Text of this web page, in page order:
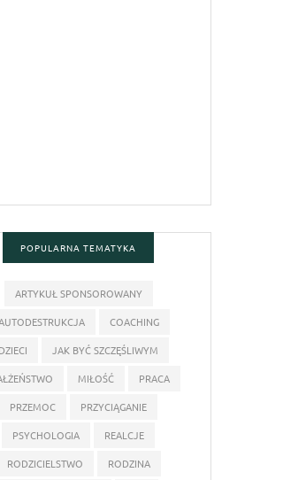
POPULARNA TEMATYKA
ARTYKUŁ SPONSOROWANY
COACHING
DZIECI
JAK BYĆ SZCZĘŚLIWYM
MIŁOŚĆ
PRACA
PRZEMOC
PRZYCIĄGANIE
PSYCHOLOGIA
REALCJE
RODZICIELSTWO
RODZINA